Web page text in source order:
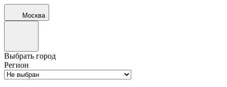
Москва
Выбрать город
Регион